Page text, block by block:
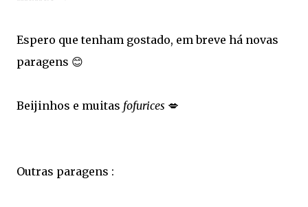
Espero que tenham gostado, em breve há novas
paragens 😊
Beijinhos e muitas fofurices 💋
Outras paragens :